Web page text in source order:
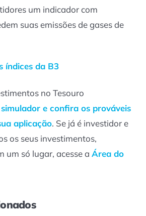
um indicador com
suas emissões de gases de
índices da B3
no Tesouro
e confira os prováveis
aplicação. Se já é investidor e
os seus investimentos,
um só lugar, acesse a Área do